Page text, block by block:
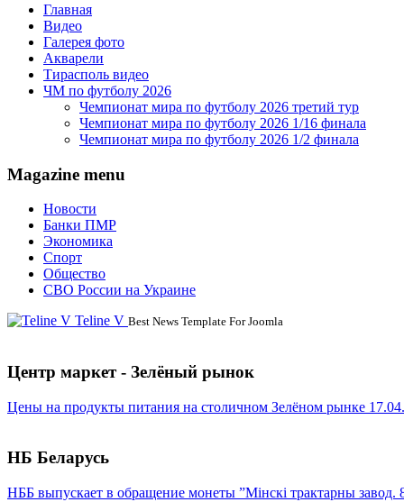
Главная
Видео
Галерея фото
Акварели
Тирасполь видео
ЧМ по футболу 2026
Чемпионат мира по футболу 2026 третий тур
Чемпионат мира по футболу 2026 1/16 финала
Чемпионат мира по футболу 2026 1/2 финала
Magazine menu
Новости
Банки ПМР
Экономика
Спорт
Общество
СВО России на Украине
Teline V Best News Template For Joomla
Центр маркет - Зелёный рынок
Цены на продукты питания на столичном Зелёном рынке
НБ Беларусь
НББ выпускает в обращение монеты ”Мінскі трактарны завод.